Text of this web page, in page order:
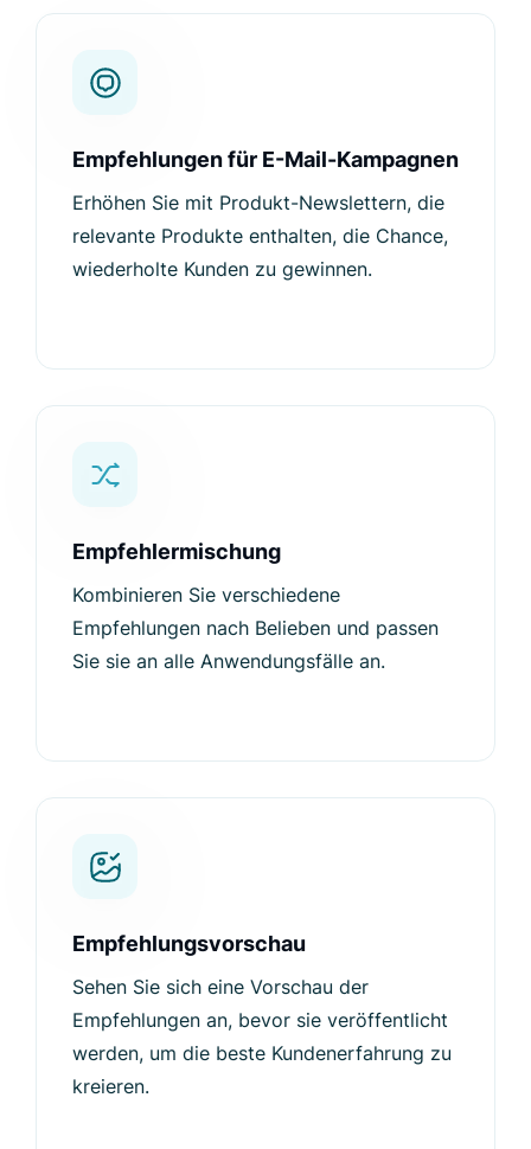
Empfehlungen für E-Mail-Kampagnen
Erhöhen Sie mit Produkt-Newslettern, die
relevante Produkte enthalten, die Chance,
wiederholte Kunden zu gewinnen.
Empfehlermischung
Kombinieren Sie verschiedene
Empfehlungen nach Belieben und passen
Sie sie an alle Anwendungsfälle an.
Empfehlungsvorschau
Sehen Sie sich eine Vorschau der
Empfehlungen an, bevor sie veröffentlicht
werden, um die beste Kundenerfahrung zu
kreieren.